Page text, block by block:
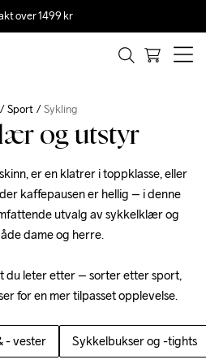
over 1499 kr
Sport Sykling
og utstyr
er en klatrer i toppklasse, eller
kaffepausen er hellig – i denne
utvalg av sykkelklær og
dame og herre.
du leter etter – sorter etter sport,
for en mer tilpasset opplevelse.
- vester Sykkelbukser og -tights